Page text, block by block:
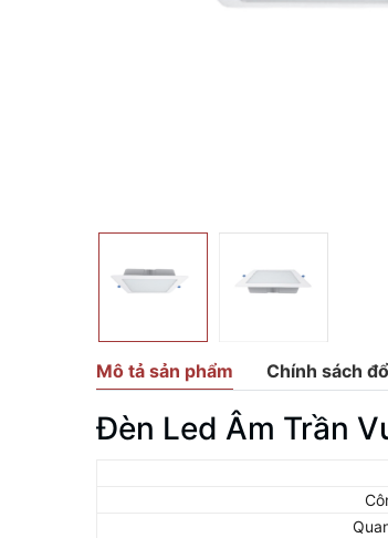
Mô tả sản phẩm Chính sách
Đèn Led Âm Trần